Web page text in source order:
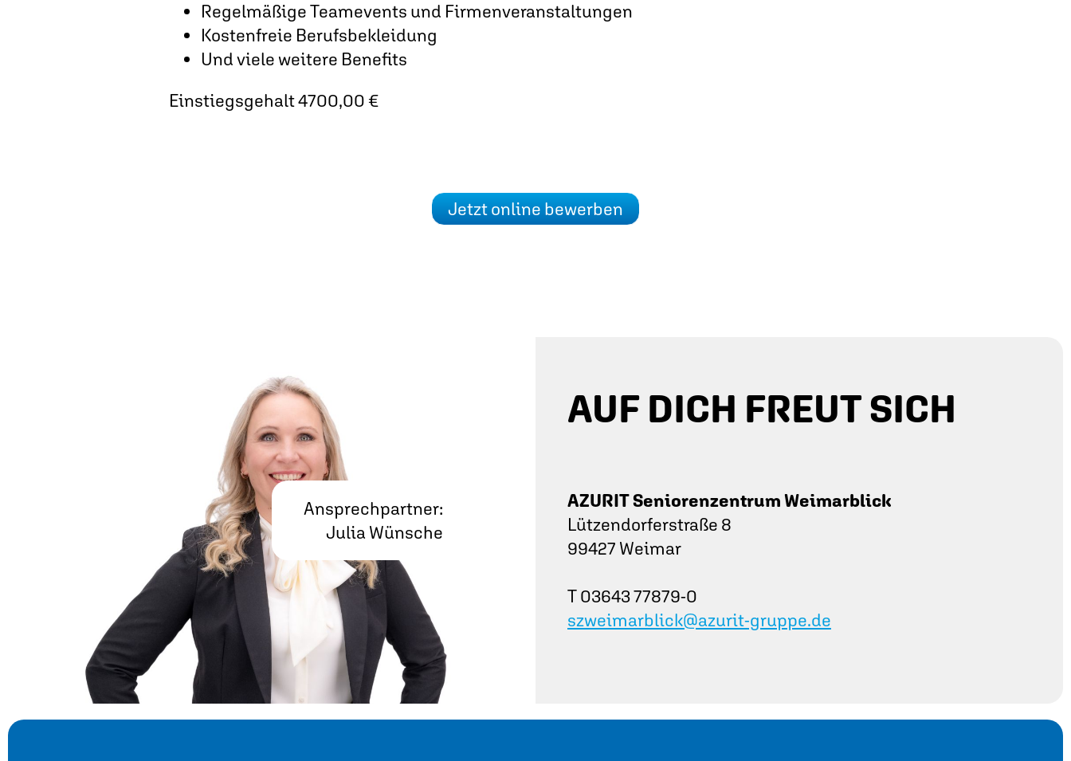
Regelmäßige Teamevents und Firmenveranstaltungen
Kostenfreie Berufsbekleidung
Und viele weitere Benefits
Einstiegsgehalt 4700,00 €
Jetzt online bewerben
Ansprechpartner:
Julia Wünsche
AUF DICH FREUT SICH
AZURIT Seniorenzentrum Weimarblick
Lützendorferstraße 8
99427 Weimar
T 03643 77879-0
szweimarblick@azurit-gruppe.de